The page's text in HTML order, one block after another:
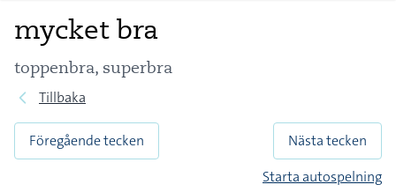
mycket bra
toppenbra, superbra
Tillbaka
Föregående tecken
Nästa tecken
Starta autospelning